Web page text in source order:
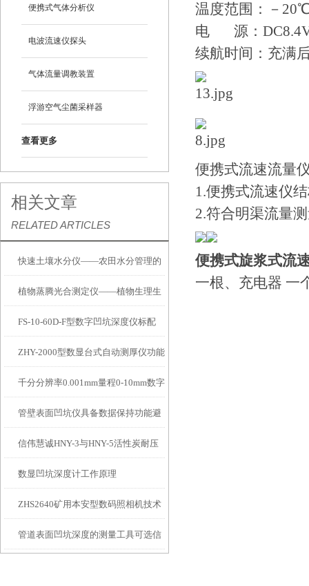
便携式气体分析仪
电波流速仪探头
气体流量调教装置
浮游空气尘菌采样器
查看更多
相关文章
RELATED ARTICLES
快速土壤水分仪——农田水分管理的
便携式检测工具
植物蒸腾光合测定仪——植物生理生
态的实时监测设备
FS-10-60D-F型数字凹坑深度仪标配
IP54级表头分辨率0.01mm量程
10mm！
ZHY-2000型数显台式自动测厚仪功能
特点
千分分辨率0.001mm量程0-10mm数字
埋头度仪技术参数！
管壁表面凹坑仪具备数据保持功能避
免测试过程中测针移动导致数据变动
信伟慧诚HNY-3与HNY-5活性炭耐压
强度测定仪技术参数！
数显凹坑深度计工作原理
ZHS2640矿用本安型数码照相机技术
参数！
管道表面凹坑深度的测量工具可选信
温度范围：－
电 源：DC8.4V
续航时间：充满
便携式流速流量
1.便携式流速仪
2.符合明渠流量
便携式旋浆式流
一根、充电器 一